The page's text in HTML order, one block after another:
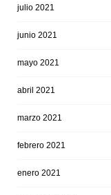
julio 2021
junio 2021
mayo 2021
abril 2021
marzo 2021
febrero 2021
enero 2021